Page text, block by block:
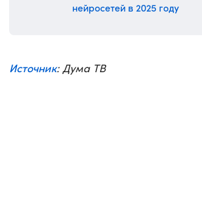
нейросетей в 2025 году
Источник: Дума ТВ